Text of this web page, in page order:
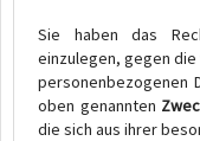
Sie haben das
einzulegen, gegen
personenbezogenen
oben genannten
die sich aus ihrer